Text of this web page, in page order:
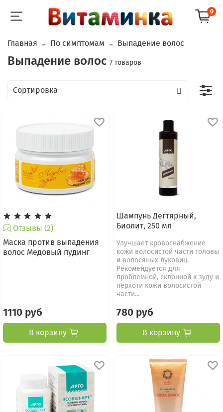
0
Главная По симптомам Выпадение волос
Выпадение волос 7 товаров
Отзывы (2)
Маска против выпадения
волос Медовый пудинг
1110 руб
В корзину
Шампунь Дегтярный,
Биолит, 250 мл
Улучшает кровоснабжение
кожи волосистой части головы
и волосяных луковиц.
Рекомендуется для
проблемной, склонной к зуду и
перхоти кожи волосистой
части...
780 руб
В корзину